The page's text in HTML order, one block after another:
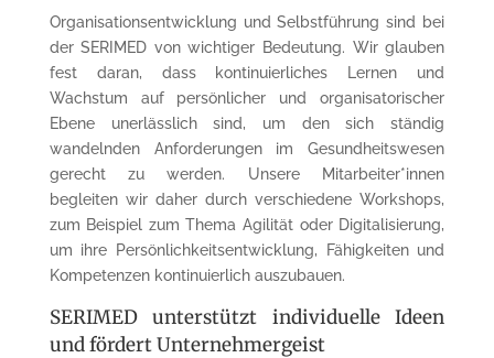
Organisationsentwicklung und Selbstführung sind bei
der SERIMED von wichtiger Bedeutung. Wir glauben
fest daran, dass kontinuierliches Lernen und
Wachstum auf persönlicher und organisatorischer
Ebene unerlässlich sind, um den sich ständig
wandelnden Anforderungen im Gesundheitswesen
gerecht zu werden. Unsere Mitarbeiter*innen
begleiten wir daher durch verschiedene Workshops,
zum Beispiel zum Thema Agilität oder Digitalisierung,
um ihre Persönlichkeitsentwicklung, Fähigkeiten und
Kompetenzen kontinuierlich auszubauen.
SERIMED unterstützt individuelle Ideen
und fördert Unternehmergeist